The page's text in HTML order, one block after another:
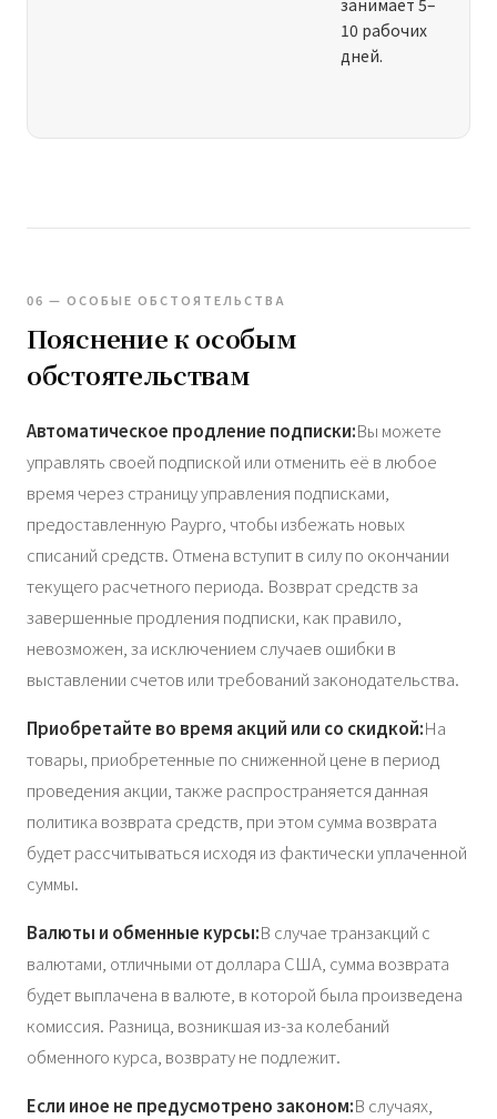
занимает 5–
10 рабочих
дней.
06 — ОСОБЫЕ ОБСТОЯТЕЛЬСТВА
Пояснение к особым
обстоятельствам
Автоматическое продление подписки:Вы можете
управлять своей подпиской или отменить её в любое
время через страницу управления подписками,
предоставленную Paypro, чтобы избежать новых
списаний средств. Отмена вступит в силу по окончании
текущего расчетного периода. Возврат средств за
завершенные продления подписки, как правило,
невозможен, за исключением случаев ошибки в
выставлении счетов или требований законодательства.
Приобретайте во время акций или со скидкой:На
товары, приобретенные по сниженной цене в период
проведения акции, также распространяется данная
политика возврата средств, при этом сумма возврата
будет рассчитываться исходя из фактически уплаченной
суммы.
Валюты и обменные курсы:В случае транзакций с
валютами, отличными от доллара США, сумма возврата
будет выплачена в валюте, в которой была произведена
комиссия. Разница, возникшая из-за колебаний
обменного курса, возврату не подлежит.
Если иное не предусмотрено законом:В случаях,